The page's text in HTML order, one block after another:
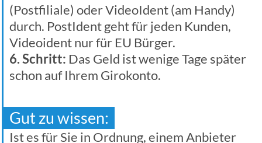
(Postfiliale) oder VideoIdent (am Handy)
durch. PostIdent geht für jeden Kunden,
Videoident nur für EU Bürger.
6. Schritt: Das Geld ist wenige Tage später
schon auf Ihrem Girokonto.
Gut zu wissen:
Ist es für Sie in Ordnung, einem Anbieter